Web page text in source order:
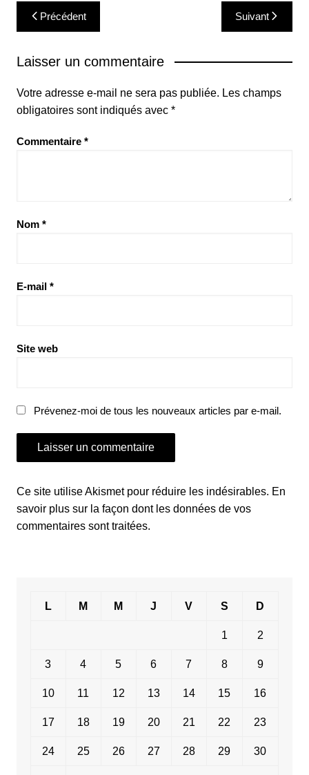
Navigation
de
l’article
Précédent Suivant
Laisser un commentaire
Votre adresse e-mail ne sera pas publiée. Les champs
obligatoires sont indiqués avec *
Commentaire *
Nom *
E-mail *
Site web
Prévenez-moi de tous les nouveaux articles par e-mail.
Ce site utilise Akismet pour réduire les indésirables. En
savoir plus sur la façon dont les données de vos
commentaires sont traitées.
L M M J V S D
1 2
3 4 5 6 7 8 9
10 11 12 13 14 15 16
17 18 19 20 21 22 23
24 25 26 27 28 29 30